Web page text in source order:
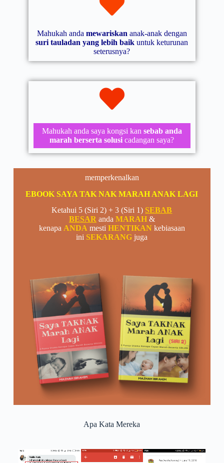
Mahukah anda mewariskan anak-anak dengan
suri tauladan yang lebih baik untuk keturunan
seterusnya?
Mahukah anda saya kongsi kan sebab anda
marah berserta solusi cadangan saya?
memperkenalkan
EBOOK SAYA TAK NAK MARAH ANAK LAGI
Ketahui 5 (Siri 2) + 3 (Siri 1) SEBAB
BESAR anda MARAH &
kenapa ANDA mesti HENTIKAN kebiasaan
ini SEKARANG juga
Apa Kata Mereka